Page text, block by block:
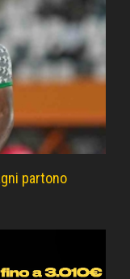
partono